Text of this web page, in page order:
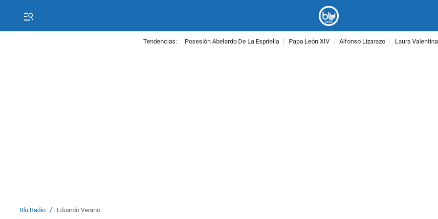
Tendencias: Posesión Abelardo De La Espriella Papa León XIV Alfonso Lizarazo Laura
Blu Radio / Eduardo Verano